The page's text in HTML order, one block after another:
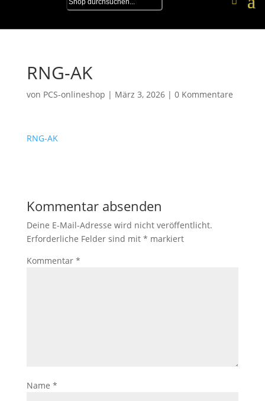
RNG-AK
von PCS-onlineshop | März 3, 2026| 0 Kommentare
RNG-AK
Kommentar absenden
Deine E-Mail-Adresse wird nicht veröffentlicht.
Erforderliche Felder sind mit * markiert
Kommentar *
Name *